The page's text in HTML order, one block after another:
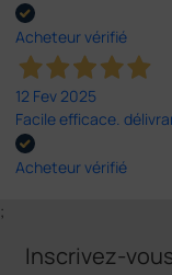
Acheteur vérifié
12 Fev 2025
Facile efficace.
Acheteur vérifié
;
Inscrivez-